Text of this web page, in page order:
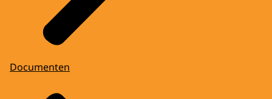
Documenten